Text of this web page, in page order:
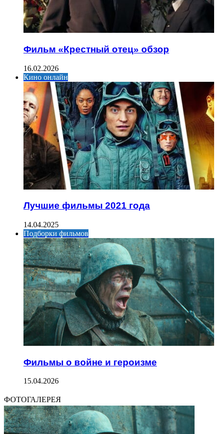
Фильм «Крестный отец» обзор
16.02.2026
Кино онлайн
Лучшие фильмы 2021 года
14.04.2025
Подборки фильмов
Фильмы о войне и героизме
15.04.2026
ФОТОГАЛЕРЕЯ